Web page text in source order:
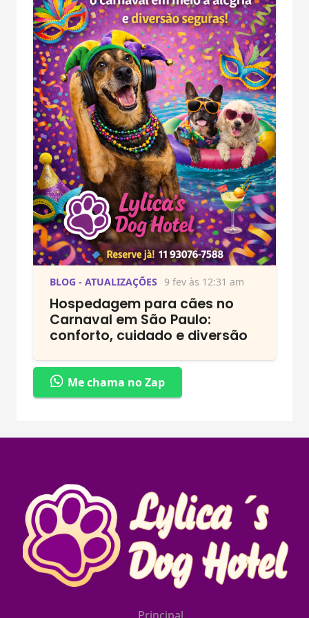
BLOG - ATUALIZAÇÕES 9 fev às 12:31 am
Hospedagem para cães no
Carnaval em São Paulo:
conforto, cuidado e diversão
Me chama no Zap